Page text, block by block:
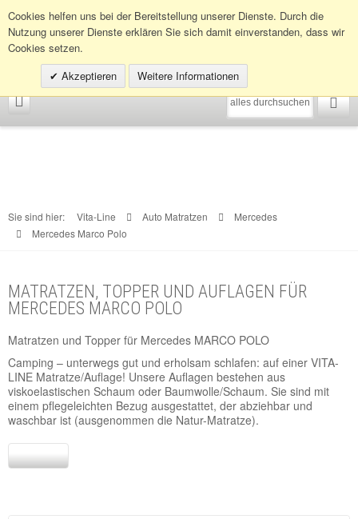
Cookies helfen uns bei der Bereitstellung unserer Dienste. Durch die
Nutzung unserer Dienste erklären Sie sich damit einverstanden, dass wir
Cookies setzen.
Akzeptieren
Weitere Informationen
Infohotline:0049 (0)30 398202080
Sie sind hier: Vita-Line Auto Matratzen
Mercedes
Mercedes Marco Polo
MATRATZEN, TOPPER UND AUFLAGEN FÜR
MERCEDES MARCO POLO
Matratzen und Topper für Mercedes MARCO POLO
Camping – unterwegs gut und erholsam schlafen: auf einer VITA-
LINE Matratze/Auflage! Unsere Auflagen bestehen aus
viskoelastischen Schaum oder Baumwolle/Schaum. Sie sind mit
einem pflegeleichten Bezug ausgestattet, der abziehbar und
waschbar ist (ausgenommen die Natur-Matratze).